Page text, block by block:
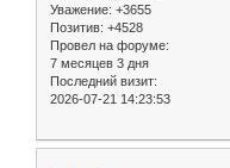
Уважение: +3655
Позитив: +4528
Провел на форуме:
7 месяцев 3 дня
Последний визит:
2026-07-21 14:23:53